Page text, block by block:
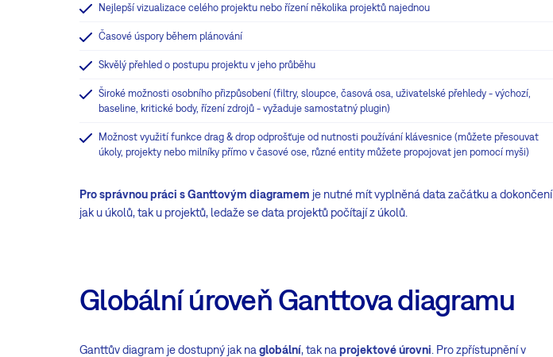
Nejlepší vizualizace celého projektu nebo řízení několika projektů najednou
Časové úspory během plánování
Skvělý přehled o postupu projektu v jeho průběhu
Široké možnosti osobního přizpůsobení (filtry, sloupce, časová osa, uživatelské přehledy - výchozí,
baseline, kritické body, řízení zdrojů - vyžaduje samostatný plugin)
Možnost využití funkce drag & drop odprošťuje od nutnosti používání klávesnice (můžete přesouvat
úkoly, projekty nebo milníky přímo v časové ose, různé entity můžete propojovat jen pomocí myši)
Pro správnou práci s Ganttovým diagramem je nutné mít vyplněná data začátku a dokončení
jak u úkolů, tak u projektů, ledaže se data projektů počítají z úkolů.
Globální úroveň Ganttova diagramu
Ganttův diagram je dostupný jak na globální, tak na projektové úrovni. Pro zpřístupnění v